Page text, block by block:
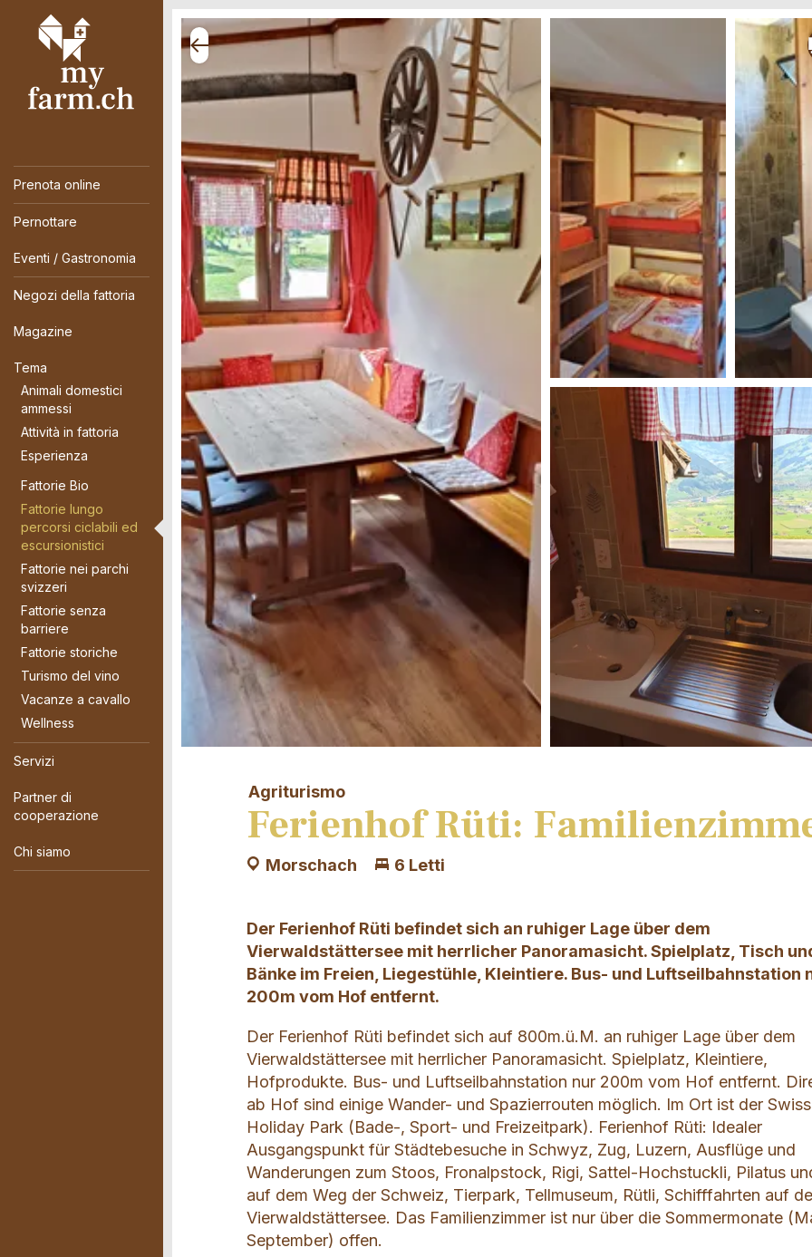
Prenota online
Pernottare
Eventi / Gastronomia
Negozi della fattoria
Magazine
Tema
Animali domestici
ammessi
Attività in fattoria
Esperienza
Fattorie Bio
Fattorie lungo
percorsi ciclabili ed
escursionistici
Fattorie nei parchi
svizzeri
Fattorie senza
barriere
Fattorie storiche
Turismo del vino
Vacanze a cavallo
Wellness
Servizi
Partner di
cooperazione
Chi siamo
Agriturismo
Ferienhof Rüti:
Morschach 6 Letti
Der Ferienhof Rüti befindet sich an ruhiger Lage über dem
Vierwaldstättersee mit herrlicher Panoramasicht. Spielplatz, Tisch
Bänke im Freien, Liegestühle, Kleintiere. Bus- und Luftseilbahnstation
200m vom Hof entfernt.
Der Ferienhof Rüti befindet sich auf 800m.ü.M. an ruhiger Lage über dem
Vierwaldstättersee mit herrlicher Panoramasicht. Spielplatz, Kleintiere,
Hofprodukte. Bus- und Luftseilbahnstation nur 200m vom Hof entfernt.
ab Hof sind einige Wander- und Spazierrouten möglich. Im Ort ist der Swiss
Holiday Park (Bade-, Sport- und Freizeitpark). Ferienhof Rüti: Idealer
Ausgangspunkt für Städtebesuche in Schwyz, Zug, Luzern, Ausflüge und
Wanderungen zum Stoos, Fronalpstock, Rigi, Sattel-Hochstuckli, Pilatus
auf dem Weg der Schweiz, Tierpark, Tellmuseum, Rütli, Schifffahrten auf
Vierwaldstättersee. Das Familienzimmer ist nur über die Sommermonate
September) offen.